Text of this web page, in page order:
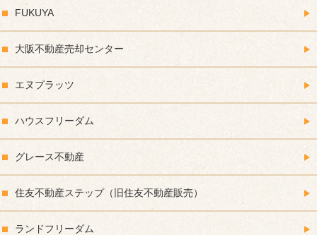
FUKUYA
大阪不動産売却センター
エヌプラッツ
ハウスフリーダム
グレース不動産
住友不動産ステップ（旧住友不動産販売）
ランドフリーダム